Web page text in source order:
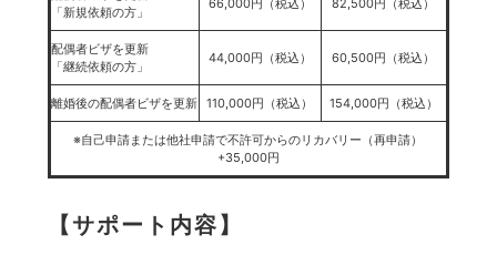
「新規依頼の方」
66,000円（税込） 82,500円（税込）
配偶者ビザを更新
「継続依頼の方」
44,000円（税込） 60,500円（税込）
離婚後の配偶者ビザを更新 110,000円（税込） 154,000円（税込）
※自己申請または他社申請で不許可からのリカバリー（再申請）
+35,000円
【サポート内容】